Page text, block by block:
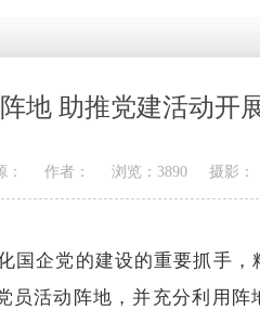
地 助推党建活动开
作者： 浏览：3890 摄影：
企党的建设的重要抓手，
活动阵地，并充分利用阵